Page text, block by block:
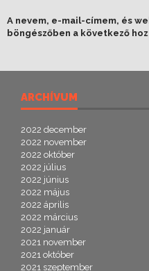
A nevem, e-mail-címem, és
böngészőben a következő
ARCHÍVUM
2022 december
2022 november
2022 október
2022 július
2022 június
2022 május
2022 április
2022 március
2022 január
2021 november
2021 október
2021 szeptember